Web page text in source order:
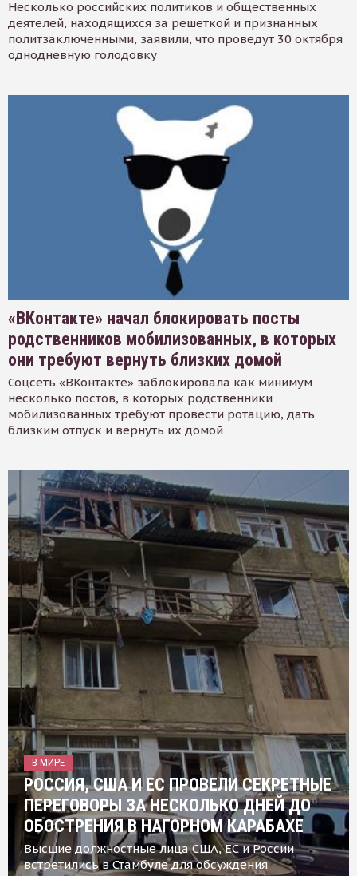
Несколько российских политиков и общественных
деятелей, находящихся за решеткой и признанных
политзаключенными, заявили, что проведут 30 октября
однодневную голодовку
«ВКонтакте» начал блокировать посты
родственников мобилизованных, в которых
они требуют вернуть близких домой
Соцсеть «ВКонтакте» заблокировала как минимум
несколько постов, в которых родственники
мобилизованных требуют провести ротацию, дать
близким отпуск и вернуть их домой
В МИРЕ
РОССИЯ, США И ЕС ПРОВЕЛИ СЕКРЕТНЫЕ
ПЕРЕГОВОРЫ ЗА НЕСКОЛЬКО ДНЕЙ ДО
ОБОСТРЕНИЯ В НАГОРНОМ КАРАБАХЕ
Высшие должностные лица США, ЕС и России
встретились в Стамбуле для обсуждения